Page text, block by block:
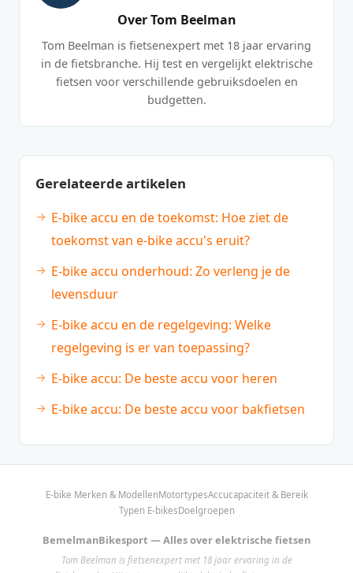
Over Tom Beelman
Tom Beelman is fietsenexpert met 18 jaar ervaring
in de fietsbranche. Hij test en vergelijkt elektrische
fietsen voor verschillende gebruiksdoelen en
budgetten.
Gerelateerde artikelen
E-bike accu en de toekomst: Hoe ziet de
toekomst van e-bike accu's eruit?
E-bike accu onderhoud: Zo verleng je de
levensduur
E-bike accu en de regelgeving: Welke
regelgeving is er van toepassing?
E-bike accu: De beste accu voor heren
E-bike accu: De beste accu voor bakfietsen
E-bike Merken & ModellenMotortypesAccucapaciteit & Bereik
Typen E-bikesDoelgroepen
BemelmanBikesport — Alles over elektrische fietsen
Tom Beelman is fietsenexpert met 18 jaar ervaring in de